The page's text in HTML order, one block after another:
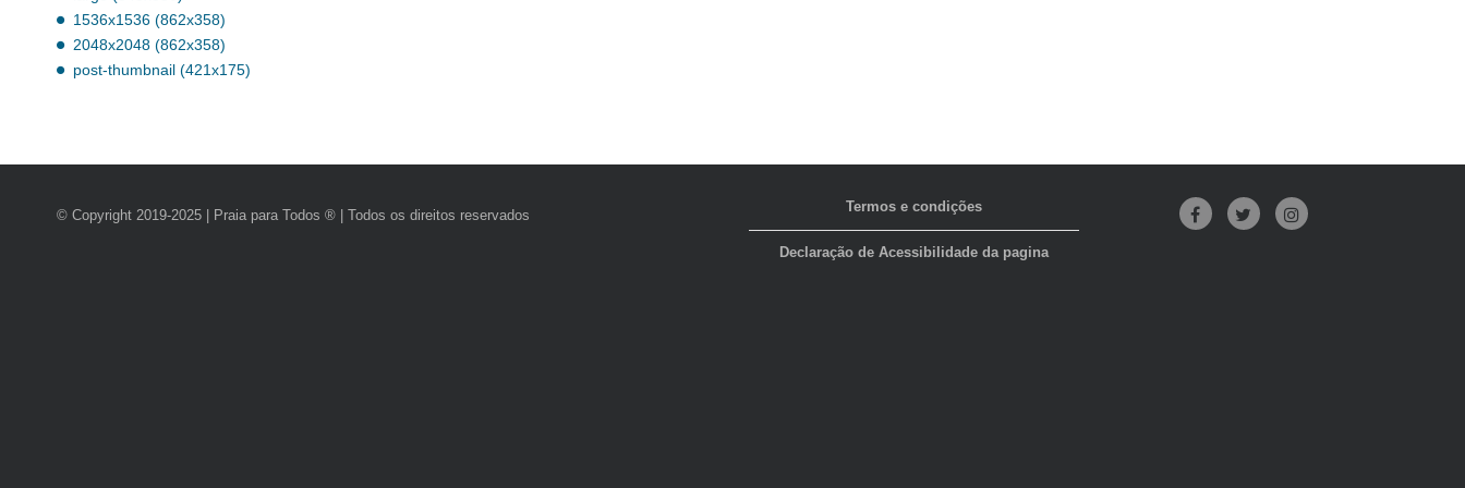
1536x1536 (862x358)
2048x2048 (862x358)
post-thumbnail (421x175)
© Copyright 2019-2025 | Praia para Todos ® | Todos os direitos reservados
Termos e condições
Declaração de Acessibilidade da pagina